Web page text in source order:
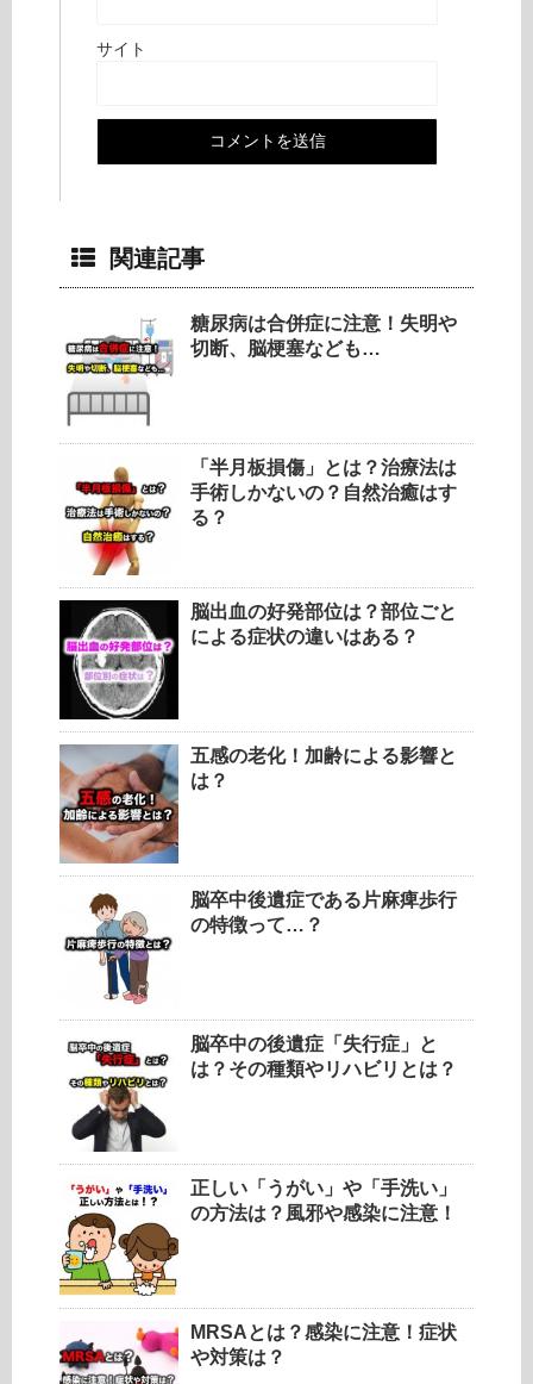
サイト
関連記事
糖尿病は合併症に注意！失明や
切断、脳梗塞なども…
「半月板損傷」とは？治療法は
手術しかないの？自然治癒はす
る？
脳出血の好発部位は？部位ごと
による症状の違いはある？
五感の老化！加齢による影響と
は？
脳卒中後遺症である片麻痺歩行
の特徴って…？
脳卒中の後遺症「失行症」と
は？その種類やリハビリとは？
正しい「うがい」や「手洗い」
の方法は？風邪や感染に注意！
MRSAとは？感染に注意！症状
や対策は？